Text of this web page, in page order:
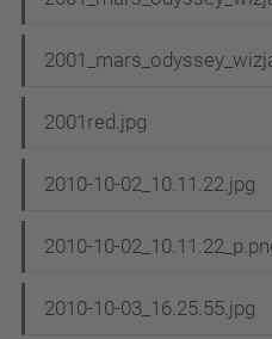
2001red.jpg
2010-10-02_10.11.22.jpg
2010-10-
2010-10-03_16.25.55.jpg